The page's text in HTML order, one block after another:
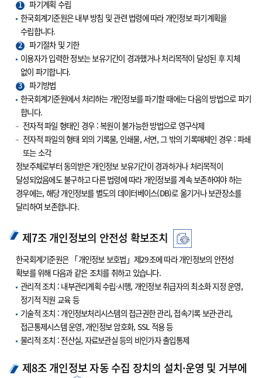
1
파기계획 수립
한국회계기준원은 내부 방침 및 관련 법령에 따라 개인정보 파기계획을
수립합니다.
2
파기절차 및 기한
이용자가 입력한 정보는 보유기간이 경과했거나 처리목적이 달성된 후 지체
없이 파기합니다.
3
파기방법
한국회계기준원에서 처리하는 개인정보를 파기할 때에는 다음의 방법으로 파기
합니다.
전자적 파일 형태인 경우 : 복원이 불가능한 방법으로 영구삭제
전자적 파일의 형태 외의 기록물, 인쇄물, 서면, 그 밖의 기록매체인 경우 : 파쇄
또는 소각
정보주체로부터 동의받은 개인정보 보유기간이 경과하거나 처리목적이
달성되었음에도 불구하고 다른 법령에 따라 개인정보를 계속 보존하여야 하는
경우에는, 해당 개인정보를 별도의 데이터베이스(DB)로 옮기거나 보관장소를
달리하여 보존합니다.
제7조 개인정보의 안전성 확보조치
한국회계기준원은 「개인정보 보호법」제29조에 따라 개인정보의 안전성
확보를 위해 다음과 같은 조치를 취하고 있습니다.
관리적 조치 : 내부관리계획 수립·시행, 개인정보 취급자의 최소화 지정 운영,
정기적 직원 교육 등
기술적 조치 : 개인정보처리시스템의 접근권한 관리, 접속기록 보관·관리,
접근통제시스템 운영, 개인정보 암호화, SSL 적용 등
물리적 조치 : 전산실, 자료보관실 등의 비인가자 출입통제
제8조 개인정보 자동 수집 장치의 설치·운영 및 거부에